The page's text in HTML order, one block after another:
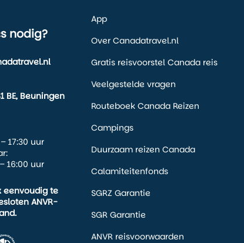
nodig?
BE, Beuningen
17:30 uur
16:00 uur
eenvoudig te
ANVR-
App
Over Canadatravel.nl
Gratis reisvoorstel Canada reis
Veelgestelde vragen
Routeboek Canada Reizen
Campings
Duurzaam reizen Canada
Calamiteitenfonds
SGRZ Garantie
SGR Garantie
ANVR reisvoorwaarden